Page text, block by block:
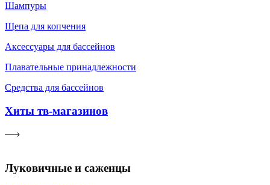
Шампуры
Щепа для копчения
Аксессуары для бассейнов
Плавательные принадлежности
Средства для бассейнов
Хиты тв-магазинов
Луковичные и саженцы